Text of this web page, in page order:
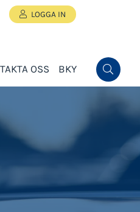
LOGGA IN
OSS BKY